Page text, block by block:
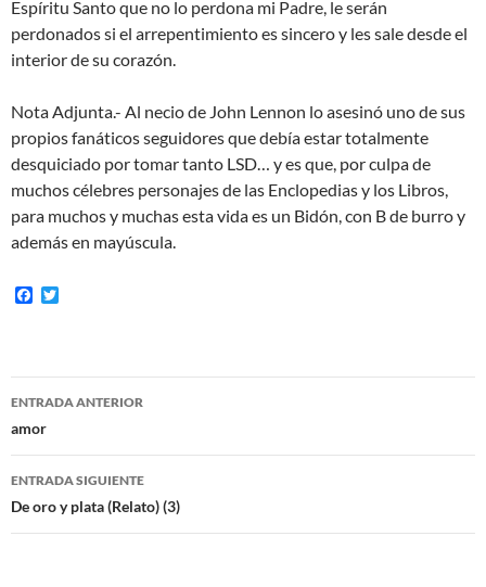
Espíritu Santo que no lo perdona mi Padre, le serán
perdonados si el arrepentimiento es sincero y les sale desde el
interior de su corazón.
Nota Adjunta.- Al necio de John Lennon lo asesinó uno de sus
propios fanáticos seguidores que debía estar totalmente
desquiciado por tomar tanto LSD… y es que, por culpa de
muchos célebres personajes de las Enclopedias y los Libros,
para muchos y muchas esta vida es un Bidón, con B de burro y
además en mayúscula.
F
o
o
e
r
Navegación
de
entradas
ENTRADA ANTERIOR
amor
ENTRADA SIGUIENTE
De oro y plata (Relato) (3)